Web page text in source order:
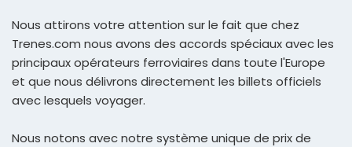
Nous attirons votre attention sur le fait que chez
Trenes.com nous avons des accords spéciaux avec les
principaux opérateurs ferroviaires dans toute l'Europe
et que nous délivrons directement les billets officiels
avec lesquels voyager.
Nous notons avec notre système unique de prix de